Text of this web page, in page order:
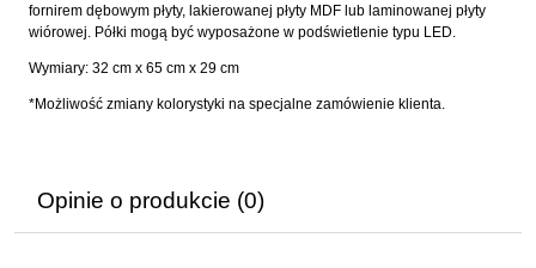
fornirem dębowym płyty, lakierowanej płyty MDF lub laminowanej płyty
wiórowej. Półki mogą być wyposażone w podświetlenie typu LED.
Wymiary: 32 cm x 65 cm x 29 cm
*Możliwość zmiany kolorystyki na specjalne zamówienie klienta.
Opinie o produkcie (0)